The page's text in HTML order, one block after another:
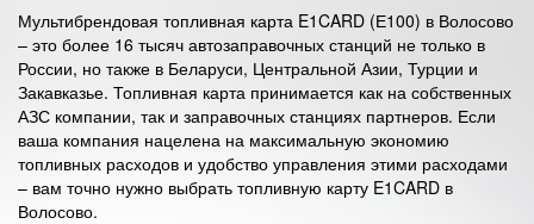
Мультибрендовая топливная карта E1CARD (Е100) в Волосово
– это более 16 тысяч автозаправочных станций не только в
России, но также в Беларуси, Центральной Азии, Турции и
Закавказье. Топливная карта принимается как на собственных
АЗС компании, так и заправочных станциях партнеров. Если
ваша компания нацелена на максимальную экономию
топливных расходов и удобство управления этими расходами
– вам точно нужно выбрать топливную карту E1CARD в
Волосово.